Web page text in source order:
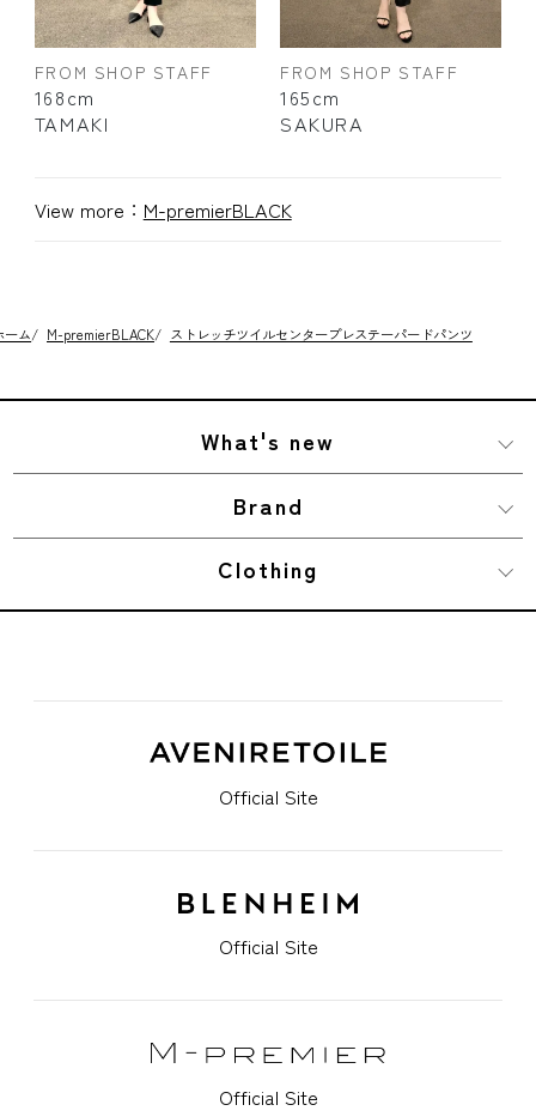
FROM SHOP STAFF
168cm
TAMAKI
FROM SHOP STAFF
165cm
SAKURA
View more： M-premierBLACK
ーム/ M-premierBLACK/ ストレッチツイルセンタープレステーパードパンツ
What's new
Brand
Clothing
Official Site
Official Site
Official Site